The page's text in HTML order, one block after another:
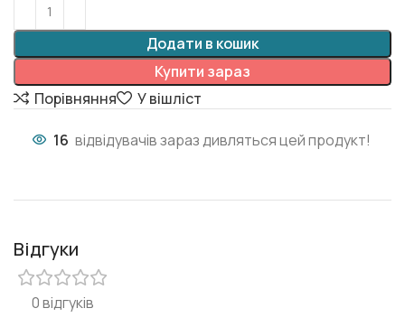
Додати в кошик
Купити зараз
Порівняння
У вішліст
16 відвідувачів зараз дивляться цей продукт!
Відгуки
0 відгуків